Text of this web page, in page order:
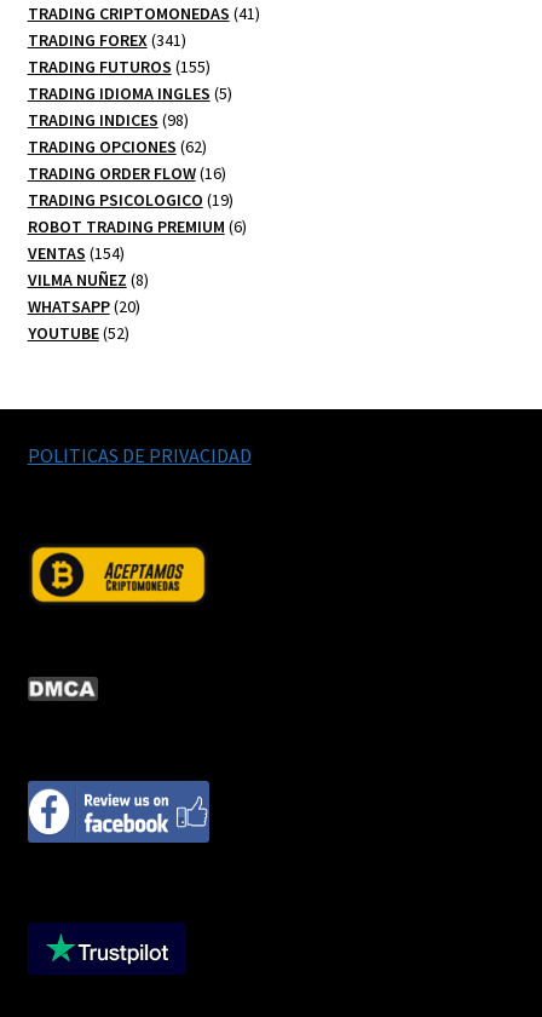
productos
TRADING CRIPTOMONEDAS 4141
TRADING FOREX 341341
productos
TRADING FUTUROS 155155
productos
TRADING IDIOMA INGLES 55
TRADING INDICES 9898
productos
TRADING OPCIONES 6262
productos
TRADING ORDER FLOW 1616
productos
TRADING PSICOLOGICO 1919
productos
ROBOT TRADING PREMIUM 66
VENTAS 154154
productos
VILMA NUÑEZ 88
WHATSAPP 2020
YOUTUBE 5252
POLITICAS DE PRIVACIDAD